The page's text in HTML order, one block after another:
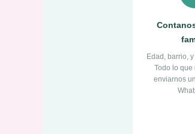
Edad, barrio,
Todo lo que
enviarnos